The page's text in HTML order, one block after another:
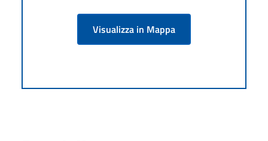
Visualizza in Mappa